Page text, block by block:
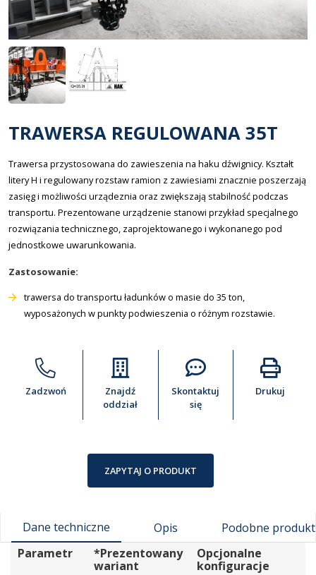
TRAWERSA REGULOWANA 35T
Trawersa przystosowana do zawieszenia na haku dźwignicy. Kształt
litery H i regulowany rozstaw ramion z zawiesiami znacznie poszerzają
zasięg i możliwości urządeznia oraz zwiększają stabilność podczas
transportu. Prezentowane urządzenie stanowi przykład specjalnego
rozwiązania technicznego, zaprojektowanego i wykonanego pod
jednostkowe uwarunkowania.
Zastosowanie:
trawersa do transportu ładunków o masie do 35 ton,
wyposażonych w punkty podwieszenia o różnym rozstawie.
Zadzwoń
Znajdź
oddział
Skontaktuj
się
Drukuj
ZAPYTAJ O PRODUKT
Dane techniczne Opis
Podobne
Parametr
*Prezentowany
wariant
Opcjonalne
konfiguracje